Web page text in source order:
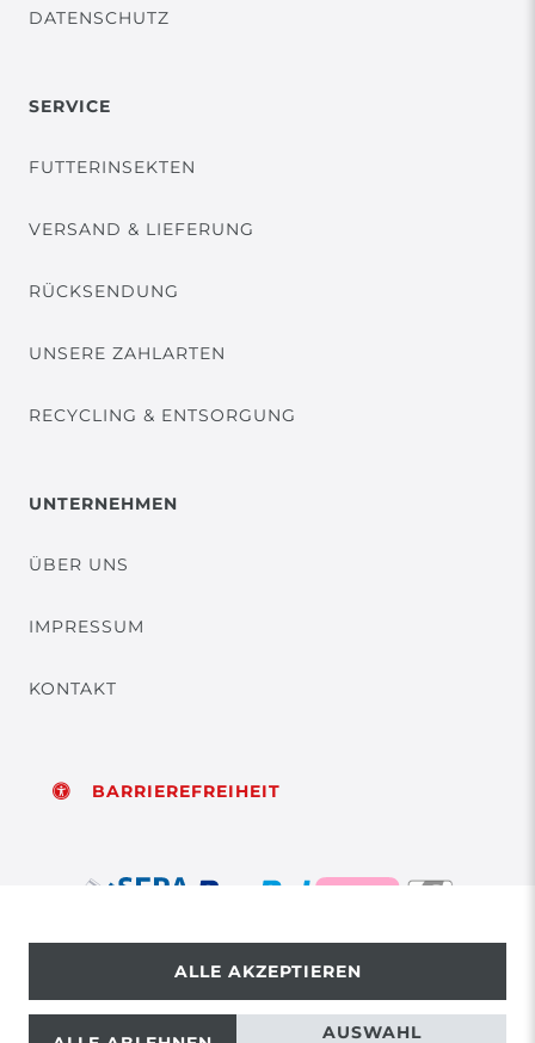
DATENSCHUTZ
SERVICE
FUTTERINSEKTEN
VERSAND & LIEFERUNG
RÜCKSENDUNG
UNSERE ZAHLARTEN
RECYCLING & ENTSORGUNG
UNTERNEHMEN
ÜBER UNS
IMPRESSUM
KONTAKT
BARRIEREFREIHEIT
© Copyright 2026 | Alle Rechte vorbehalten.
ALLE AKZEPTIEREN
AUSWAHL